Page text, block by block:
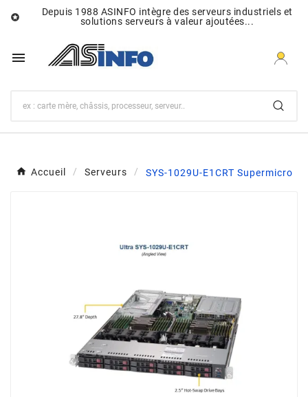

Depuis 1988 ASINFO intègre des serveurs industriels et
solutions serveurs à valeur ajoutées...

Accueil Serveurs SYS-1029U-E1CRT Supermicro